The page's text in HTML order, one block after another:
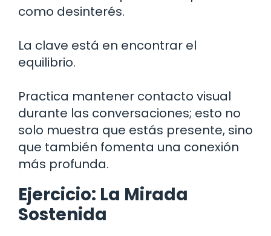
como desinterés.
La clave está en encontrar el
equilibrio.
Practica mantener contacto visual
durante las conversaciones; esto no
solo muestra que estás presente, sino
que también fomenta una conexión
más profunda.
Ejercicio: La Mirada
Sostenida